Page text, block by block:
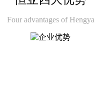
Four advantages of Hengya